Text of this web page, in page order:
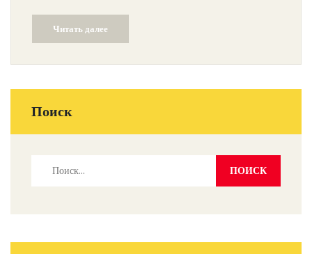
оперативно отреагировали. Причина падения дерева пока
неизвестна и расследуется.
Читать далее
Поиск